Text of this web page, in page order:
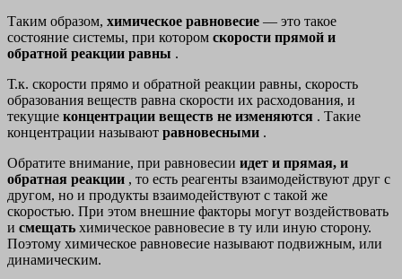
Таким образом, химическое равновесие — это такое
состояние системы, при котором скорости прямой и
обратной реакции равны .
Т.к. скорости прямо и обратной реакции равны, скорость
образования веществ равна скорости их расходования, и
текущие концентрации веществ не изменяются . Такие
концентрации называют равновесными .
Обратите внимание, при равновесии идет и прямая, и
обратная реакции , то есть реагенты взаимодействуют друг с
другом, но и продукты взаимодействуют с такой же
скоростью. При этом внешние факторы могут воздействовать
и смещать химическое равновесие в ту или иную сторону.
Поэтому химическое равновесие называют подвижным, или
динамическим.